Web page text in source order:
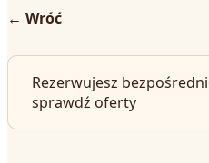
← Wróć
Rezerwujesz
sprawdź oferty